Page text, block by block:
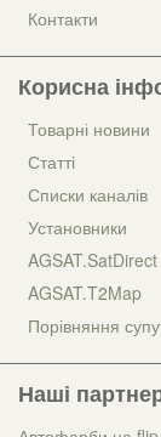
Контакти
Корисна
Товарні новини
Статті
Списки каналів
Установники
AGSAT.SatDirect
AGSAT.T2Map
Порівняння
Наші